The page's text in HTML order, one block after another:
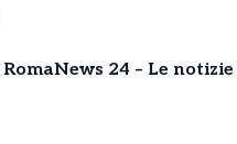
RomaNews 24 – Le